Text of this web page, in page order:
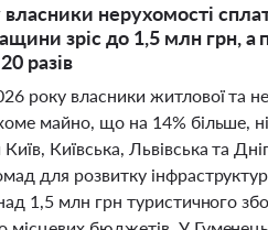
власники нерухомості
зріс до 1,5 млн грн,
разів
року власники житлової та
майно, що на 14% більше,
Київська, Львівська та
для розвитку
1,5 млн грн туристичного